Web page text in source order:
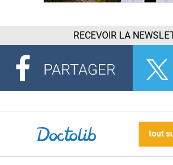
RECEVOIR LA
tout